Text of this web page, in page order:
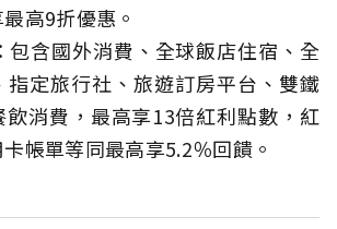
高9折優惠。
包含國外消費、全球飯店住宿、全
指定旅行社、旅遊訂房平台、雙鐵
消費，最高享13倍紅利點數，紅
帳單等同最高享5.2％回饋。